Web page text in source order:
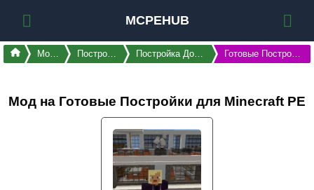
MCPEHUB
Моды Постройки Постройка Домов Готовые Постройки
Мод на Готовые Постройки для Minecraft PE